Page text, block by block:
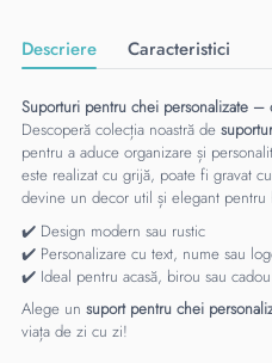
Descriere Caracteristici
Suporturi pentru chei personalizate –
Descoperă colecția noastră de
pentru a aduce organizare și
este realizat cu grijă, poate fi gravat
devine un decor util și elegant pentru
✔️ Design modern sau rustic
✔️ Personalizare cu text, nume sau
✔️ Ideal pentru acasă, birou sau
Alege un suport pentru chei
viața de zi cu zi!